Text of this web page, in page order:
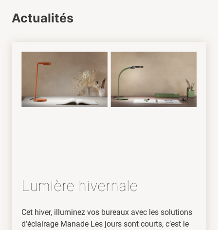
Actualités
Lumière hivernale
Cet hiver, illuminez vos bureaux avec les solutions
d’éclairage Manade Les jours sont courts, c’est le